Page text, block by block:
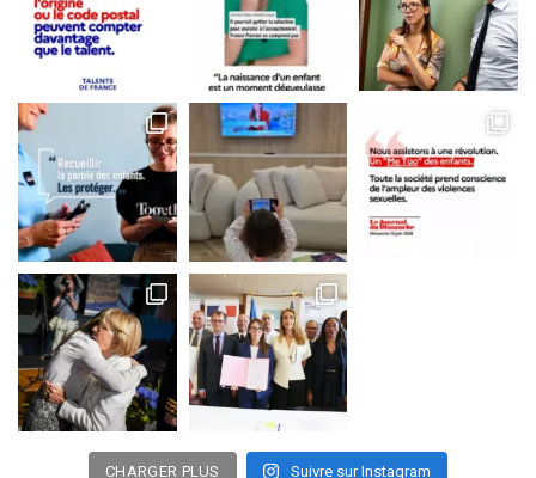
CHARGER PLUS Suivre sur Instagram